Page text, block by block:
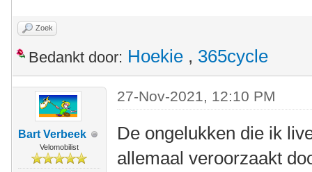
Zoek
Bedankt door: Hoekie , 365cycle
Bart Verbeek
Velomobilist
27-Nov-2021, 12:10 PM
De ongelukken die ik
allemaal veroorzaakt